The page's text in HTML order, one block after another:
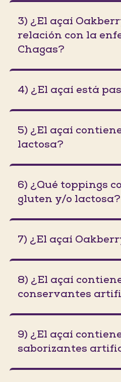
3) ¿El açaí
relación con la
Chagas?
4) ¿El açaí está
5) ¿El açaí
lactosa?
6) ¿Qué toppings
gluten y/o lactosa?
7) ¿El açaí
8) ¿El açaí
conservantes
9) ¿El açaí
saborizantes